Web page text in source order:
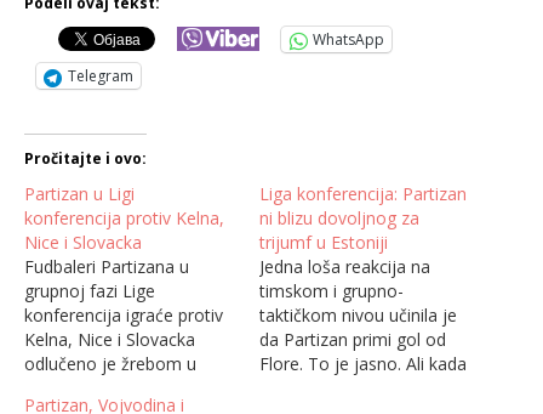
WhatsApp
Telegram
Pročitajte i ovo:
Partizan u Ligi
konferencija protiv Kelna,
Nice i Slovacka
Fudbaleri Partizana u
grupnoj fazi Lige
konferencija igraće protiv
Kelna, Nice i Slovacka
odlučeno je žrebom u
Liga konferencija: Partizan
ni blizu dovoljnog za
trijumf u Estoniji
Jedna loša reakcija na
timskom i grupno-
taktičkom nivou učinila je
da Partizan primi gol od
Flore. To je jasno. Ali kada
Partizan, Vojvodina i